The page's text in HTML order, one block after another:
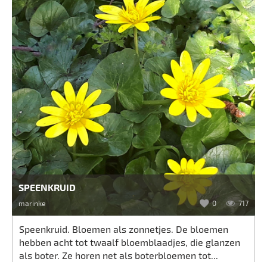
SPEENKRUID
marinke 0 717
Speenkruid. Bloemen als zonnetjes. De bloemen
hebben acht tot twaalf bloemblaadjes, die glanzen
als boter. Ze horen net als boterbloemen tot...